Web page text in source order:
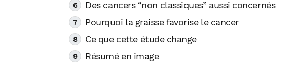
Des cancers “non classiques” aussi concernés
Pourquoi la graisse favorise le cancer
Ce que cette étude change
Résumé en image